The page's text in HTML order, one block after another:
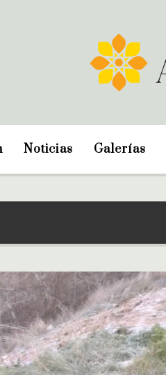
Noticias Galerías